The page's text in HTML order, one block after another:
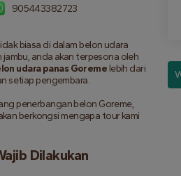
905443382723
biasa di dalam belon udara
jambu, anda akan terpesona oleh
udara panas Goreme lebih dari
setiap pengembara.
penerbangan belon Goreme,
berkongsi mengapa tour kami
Dilakukan